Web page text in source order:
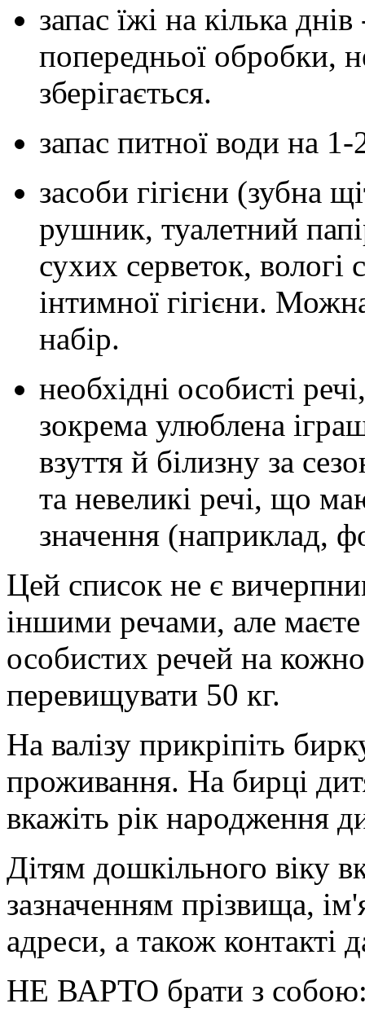
запас їжі на кілька
попередньої обробки,
зберігається.
запас питної води на 1-
засоби гігієни (зубна
рушник, туалетний
сухих серветок,
інтимної гігієни.
набір.
необхідні особисті
зокрема улюблена
взуття й білизну за
та невеликі речі, що
значення (наприклад,
Цей список не є
іншими речами, але
особистих речей на
перевищувати 50 кг.
На валізу прикріпіть
проживання. На бирці
вкажіть рік народження
Дітям дошкільного віку
зазначенням прізвища,
адреси, а також контакті
НЕ ВАРТО брати з